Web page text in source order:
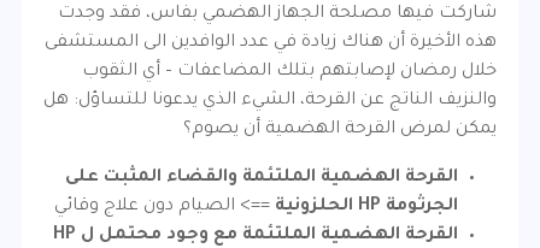
شاركت فيها مصلحة الجهاز الهضمي بفاس، فقد وجدت
هذه الأخيرة أن هناك زيادة في عدد الوافدين الى المستشفى
خلال رمضان لإصابتهم بتلك المضاعفات – أي الثقوب
والنزيف الناتج عن القرحة، الشيء الذي يدعونا للتساؤل: هل
يمكن لمرض القرحة الهضمية أن يصوم؟
القرحة الهضمية الملتئمة والقضاء المثبت على
الجرثومة HP الحلزونية
==> الصيام دون علاج وقائي
القرحة الهضمية الملتئمة مع وجود محتمل ل HP